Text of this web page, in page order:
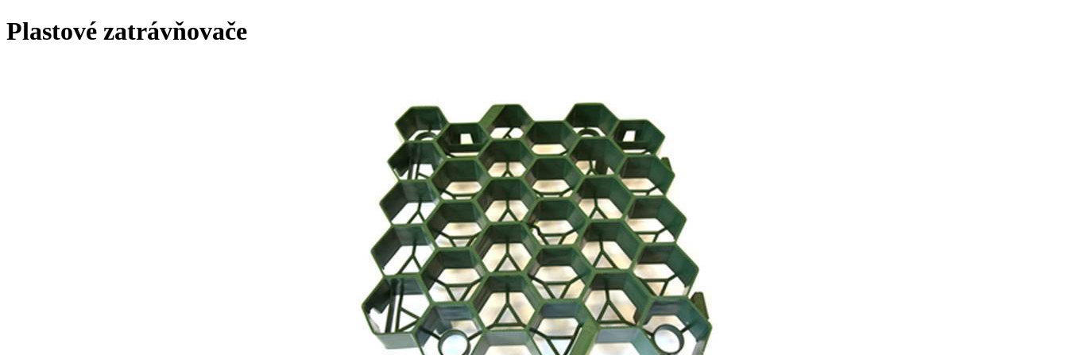
Plastové zatrávňovače